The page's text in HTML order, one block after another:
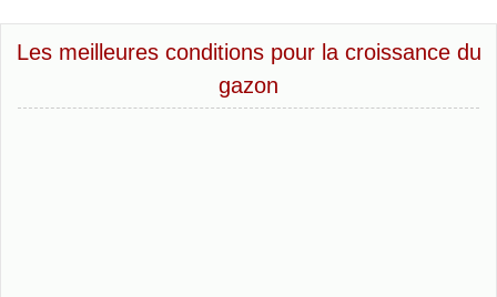
Les meilleures conditions pour la croissance du
gazon